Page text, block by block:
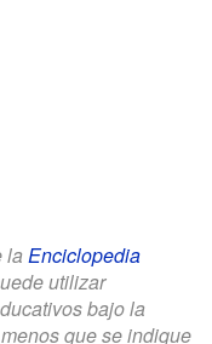
la Enciclopedia
utilizar
bajo la
que se indique